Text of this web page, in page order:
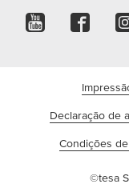
Declaração de
Condições
©tesa